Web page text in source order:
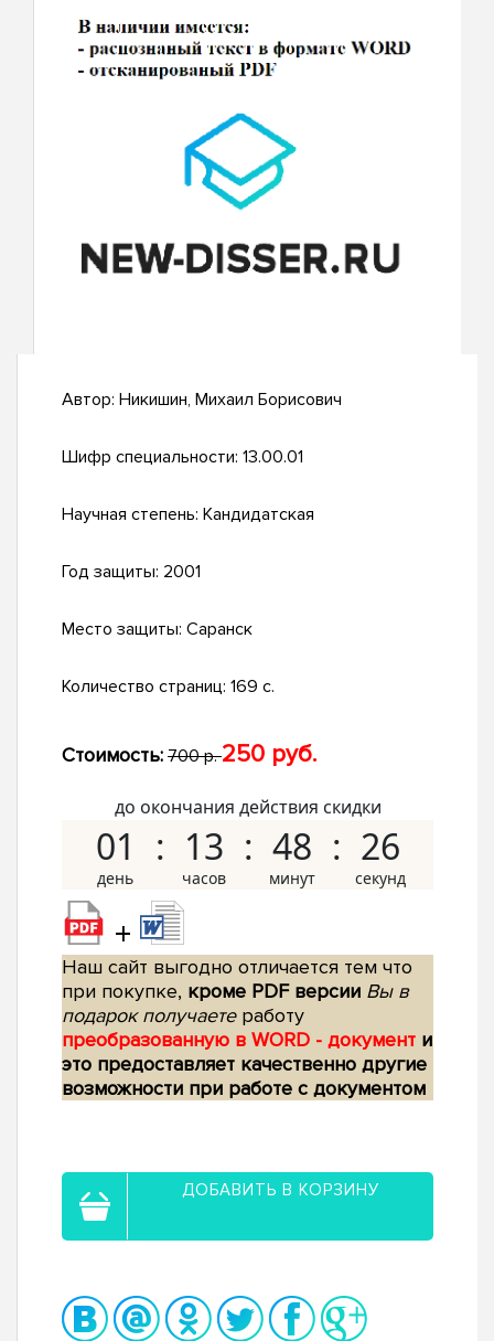
Автор: Никишин, Михаил Борисович
Шифр специальности: 13.00.01
Научная степень: Кандидатская
Год защиты: 2001
Место защиты: Саранск
Количество страниц: 169 с.
Стоимость: 700 р.250 руб.
до окончания действия скидки
01 13 48 25
+
Наш сайт выгодно отличается тем что
при покупке, кроме PDF версии Вы в
подарок получаетеработу
преобразованную в WORD - документ и
это предоставляет качественно другие
возможности при работе с документом
ДОБАВИТЬ В КОРЗИНУ